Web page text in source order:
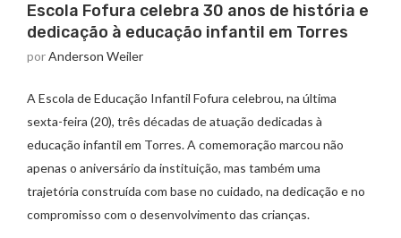
Escola Fofura celebra 30 anos de história e
dedicação à educação infantil em Torres
porAnderson Weiler
A Escola de Educação Infantil Fofura celebrou, na última
sexta-feira (20), três décadas de atuação dedicadas à
educação infantil em Torres. A comemoração marcou não
apenas o aniversário da instituição, mas também uma
trajetória construída com base no cuidado, na dedicação e no
compromisso com o desenvolvimento das crianças.